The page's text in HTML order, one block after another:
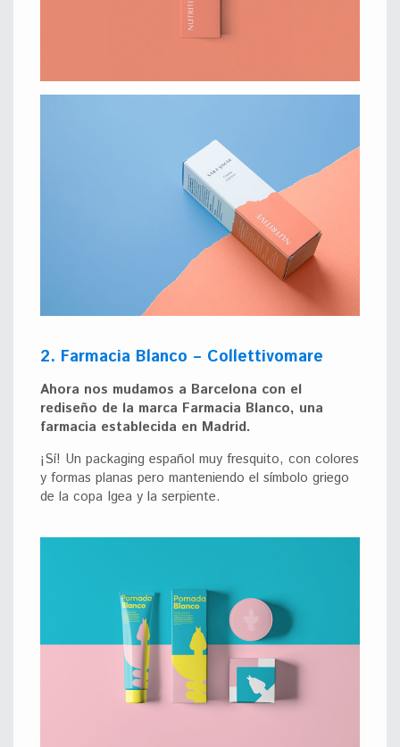
2. Farmacia Blanco – Collettivomare
Ahora nos mudamos a Barcelona con el
rediseño de la marca Farmacia Blanco, una
farmacia establecida en Madrid.
¡Sí! Un packaging español muy fresquito, con colores
y formas planas pero manteniendo el símbolo griego
de la copa Igea y la serpiente.